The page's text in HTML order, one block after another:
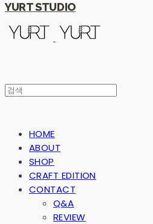
YURT STUDIO
HOME
ABOUT
SHOP
CRAFT EDITION
CONTACT
Q&A
REVIEW